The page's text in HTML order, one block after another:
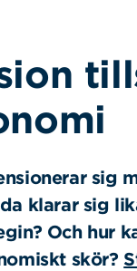
sig
klarar sig
Och hur
skör?